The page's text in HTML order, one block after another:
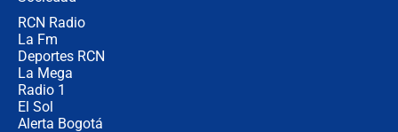
RCN Radio
La Fm
Deportes RCN
La Mega
Radio 1
El Sol
Alerta Bogotá